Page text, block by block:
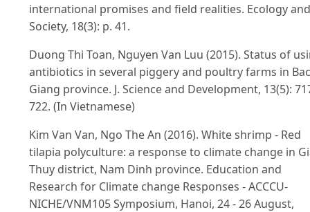
international promises and field realities. Ecology and
Society, 18(3): p. 41.
Duong Thi Toan, Nguyen Van Luu (2015). Status of
antibiotics in several piggery and poultry farms in Bac
Giang province. J. Science and Development, 13(5):
722. (In Vietnamese)
Kim Van Van, Ngo The An (2016). White shrimp - Red
tilapia polyculture: a response to climate change in
Thuy district, Nam Dinh province. Education and
Research for Climate change Responses - ACCCU-
NICHE/VNM105 Symposium, Hanoi, 24 - 26 August,